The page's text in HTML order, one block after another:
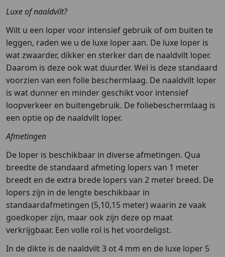
Luxe of naaldvilt?
Wilt u een loper voor intensief gebruik of om buiten te
leggen, raden we u de luxe loper aan. De luxe loper is
wat zwaarder, dikker en sterker dan de naaldvilt loper.
Daarom is deze ook wat duurder. Wel is deze standaard
voorzien van een folie beschermlaag. De naaldvilt loper
is wat dunner en minder geschikt voor intensief
loopverkeer en buitengebruik. De foliebeschermlaag is
een optie op de naaldvilt loper.
Afmetingen
De loper is beschikbaar in diverse afmetingen. Qua
breedte de standaard afmeting lopers van 1 meter
breedt en de extra brede lopers van 2 meter breed. De
lopers zijn in de lengte beschikbaar in
standaardafmetingen (5,10,15 meter) waarin ze vaak
goedkoper zijn, maar ook zijn deze op maat
verkrijgbaar. Een volle rol is het voordeligst.
In de dikte is de naaldvilt 3 ot 4 mm en de luxe loper 5